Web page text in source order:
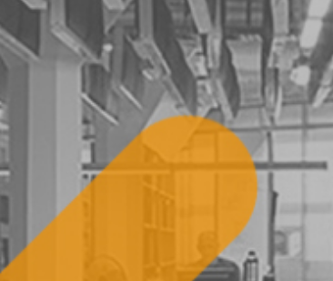
Mathematics
Chemistry